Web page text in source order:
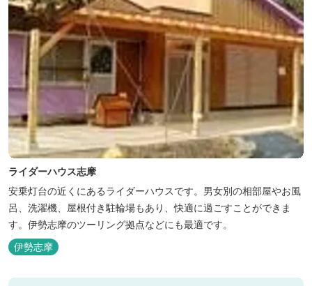
ライダーハウス志摩
安乗灯台の近くにあるライダーハウスです。男女別の相部屋やお風
呂、洗濯機、屋根付き駐輪場もあり、快適に過ごすことができま
す。伊勢志摩のツーリング拠点などにも最適です。
伊勢志摩